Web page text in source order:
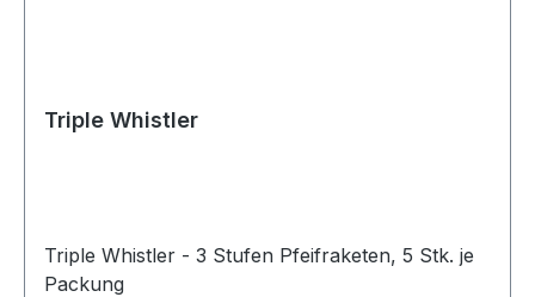
Triple Whistler
Triple Whistler - 3 Stufen Pfeifraketen, 5 Stk. je
Packung